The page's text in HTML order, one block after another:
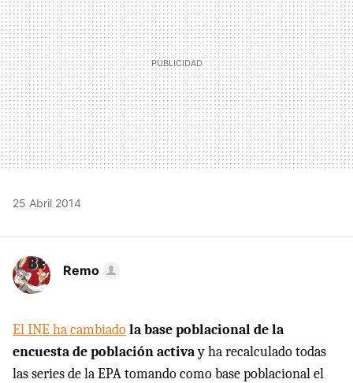
25 Abril 2014
Remo
El INE ha cambiadola base poblacional de la
encuesta de población activay ha recalculado todas
las series de la EPA tomando como base poblacional el